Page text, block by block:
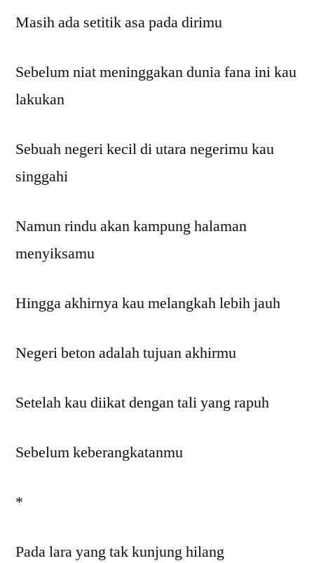
Masih ada setitik asa pada dirimu
Sebelum niat meninggakan dunia fana ini kau
lakukan
Sebuah negeri kecil di utara negerimu kau
singgahi
Namun rindu akan kampung halaman
menyiksamu
Hingga akhirnya kau melangkah lebih jauh
Negeri beton adalah tujuan akhirmu
Setelah kau diikat dengan tali yang rapuh
Sebelum keberangkatanmu
*
Pada lara yang tak kunjung hilang